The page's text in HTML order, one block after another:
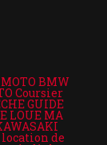
BMW
Coursier
GUIDE
LOUE MA
location de